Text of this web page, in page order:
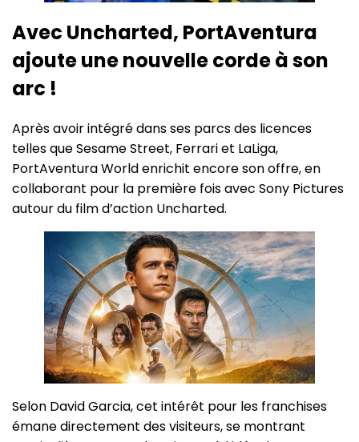
Avec Uncharted, PortAventura
ajoute une nouvelle corde à son
arc !
Après avoir intégré dans ses parcs des licences
telles que Sesame Street, Ferrari et LaLiga,
PortAventura World enrichit encore son offre, en
collaborant pour la première fois avec Sony Pictures
autour du film d’action Uncharted.
Selon David Garcia, cet intérêt pour les franchises
émane directement des visiteurs, se montrant